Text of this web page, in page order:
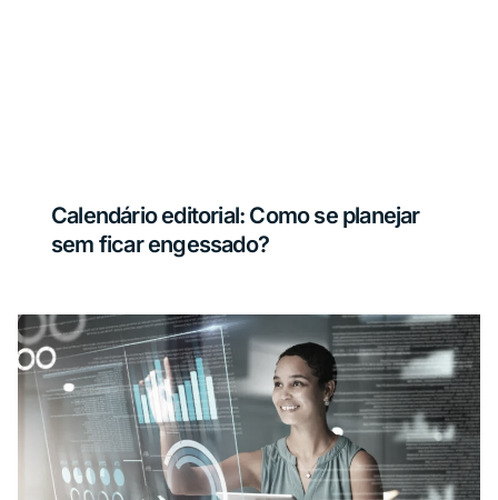
Calendário editorial: Como se planejar
sem ficar engessado?